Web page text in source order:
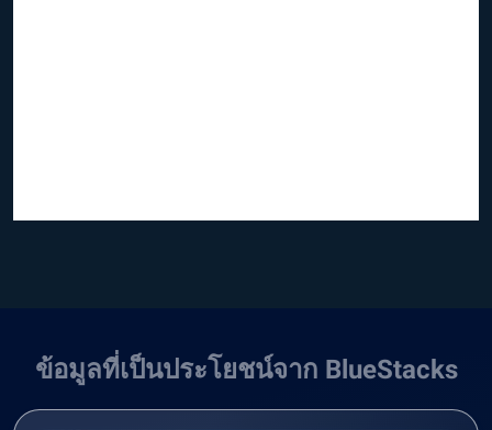
ข้อมูลที่เป็นประโยชน์จาก BlueStacks